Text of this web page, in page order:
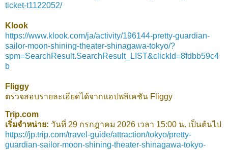
ticket-t1122052/
Klook
https://www.klook.com/ja/activity/196144-pretty-guardian-
sailor-moon-shining-theater-shinagawa-tokyo/?
spm=SearchResult.SearchResult_LIST&clickId=8fdbb59c4
b
Fliggy
ตรวจสอบรายละเอียดได้จากแอปพลิเคชัน Fliggy
Trip.com
เริ่มจำหน่าย: วันที่ 29 กรกฎาคม 2026 เวลา 15:00 น. เป็นต้นไป
https://jp.trip.com/travel-guide/attraction/tokyo/pretty-
guardian-sailor-moon-shining-theater-shinagawa-tokyo-